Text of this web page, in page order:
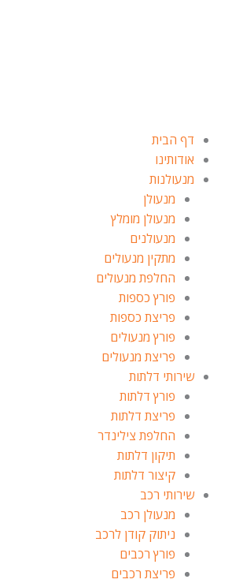
דף הבית
אודותינו
מנעולנות
מנעולן
מנעולן מומלץ
מנעולנים
מתקין מנעולים
החלפת מנעולים
פורץ כספות
פריצת כספות
פורץ מנעולים
פריצת מנעולים
שירותי דלתות
פורץ דלתות
פריצת דלתות
החלפת צילינדר
תיקון דלתות
קיצור דלתות
שירותי רכב
מנעולן רכב
ניתוק קודן לרכב
פורץ רכבים
פריצת רכבים